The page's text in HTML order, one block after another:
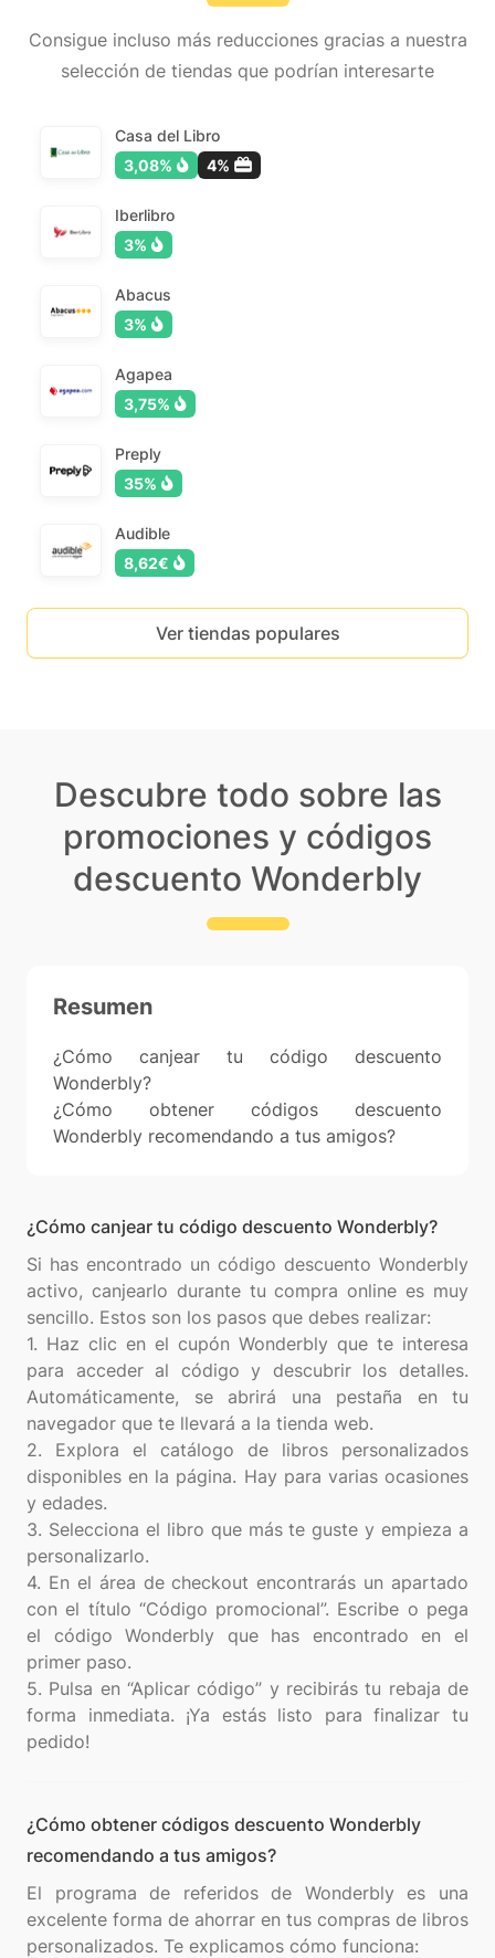
Consigue incluso más reducciones gracias a nuestra
selección de tiendas que podrían interesarte
Casa del Libro
3,08%
4%
Iberlibro
3%
Abacus
3%
Agapea
3,75%
Preply
35%
Audible
8,62€
Ver tiendas populares
Descubre todo sobre las
promociones y códigos
descuento Wonderbly
Resumen
¿Cómo canjear tu código descuento
Wonderbly?
¿Cómo obtener códigos descuento
Wonderbly recomendando a tus amigos?
¿Cómo canjear tu código descuento Wonderbly?
Si has encontrado un código descuento Wonderbly
activo, canjearlo durante tu compra online es muy
sencillo. Estos son los pasos que debes realizar:
1. Haz clic en el cupón Wonderbly que te interesa
para acceder al código y descubrir los detalles.
Automáticamente, se abrirá una pestaña en tu
navegador que te llevará a la tienda web.
2. Explora el catálogo de libros personalizados
disponibles en la página. Hay para varias ocasiones
y edades.
3. Selecciona el libro que más te guste y empieza a
personalizarlo.
4. En el área de checkout encontrarás un apartado
con el título “Código promocional”. Escribe o pega
el código Wonderbly que has encontrado en el
primer paso.
5. Pulsa en “Aplicar código” y recibirás tu rebaja de
forma inmediata. ¡Ya estás listo para finalizar tu
¿Cómo obtener códigos descuento Wonderbly
recomendando a tus amigos?
El programa de referidos de Wonderbly es una
excelente forma de ahorrar en tus compras de libros
personalizados. Te explicamos cómo funciona: